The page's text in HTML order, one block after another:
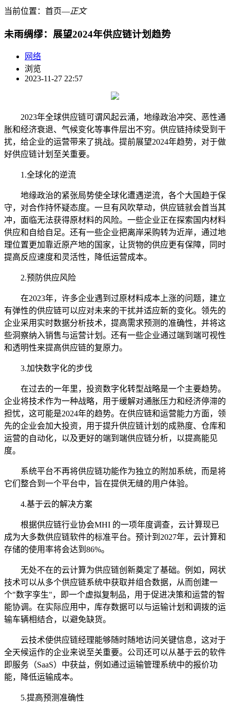
当前位置： 首页―正文
未雨绸缪：展望2024年供应链计划趋势
网络
浏览
2023-11-27 22:57
2023年全球供应链可谓风起云涌，地缘政治冲突、恶性通
胀和经济衰退、气候变化等事件层出不穷。供应链持续受到干
扰，给企业的运营带来了挑战。提前展望2024年趋势，对于做
好供应链计划至关重要。
1.全球化的逆流
地缘政治的紧张局势使全球化遭遇逆流，各个大国趋于保
守，对合作持怀疑态度。一旦有风吹草动，供应链就会首当其
冲，面临无法获得原材料的风险。一些企业正在探索国内材料
供应和自给自足。还有一些企业把离岸采购转为近岸，通过地
理位置更加靠近原产地的国家，让货物的供应更有保障，同时
提高反应速度和灵活性，降低运营成本。
2.预防供应风险
在2023年，许多企业遇到过原材料成本上涨的问题，建立
有弹性的供应链可以应对未来的干扰并适应新的变化。领先的
企业采用实时数据分析技术，提高需求预测的准确性，并将这
些洞察纳入销售与运营计划。还有一些企业通过端到端可视性
和透明性来提高供应链的复原力。
3.加快数字化的步伐
在过去的一年里，投资数字化转型战略是一个主要趋势。
企业将技术作为一种战略，用于缓解对通胀压力和经济停滞的
担忧，这可能是2024年的趋势。在供应链和运营能力方面，领
先的企业会加大投资，用于提升供应链计划的成熟度、仓库和
运营的自动化，以及更好的端到端供应链分析，以提高能见
度。
系统平台不再将供应链功能作为独立的附加系统，而是将
它们整合到一个平台中，旨在提供无缝的用户体验。
4.基于云的解决方案
根据供应链行业协会MHI 的一项年度调查，云计算现已
成为大多数供应链软件的标准平台。预计到2027年，云计算和
存储的使用率将会达到86%。
无处不在的云计算为供应链创新奠定了基础。例如，网状
技术可以从多个供应链系统中获取并组合数据，从而创建一
个"数字孪生"，即一个虚拟复制品，用于促进决策和运营的智
能协调。在实际应用中，库存数据可以与运输计划和调拨的运
输车辆相结合，以避免缺货。
云技术使供应链经理能够随时随地访问关键信息，这对于
全天候运作的企业来说至关重要。公司还可以从基于云的软件
即服务（SaaS）中获益，例如通过运输管理系统中的报价功
能，降低运输成本。
5.提高预测准确性